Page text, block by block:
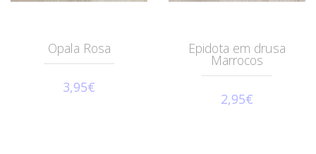
Opala Rosa
3,95€
Epidota em drusa
Marrocos
2,95€